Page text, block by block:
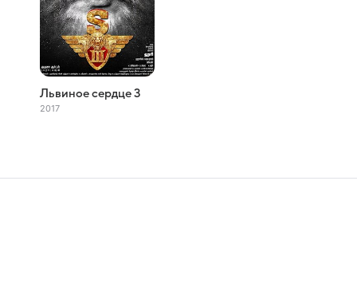
Львиное сердце 3
2017